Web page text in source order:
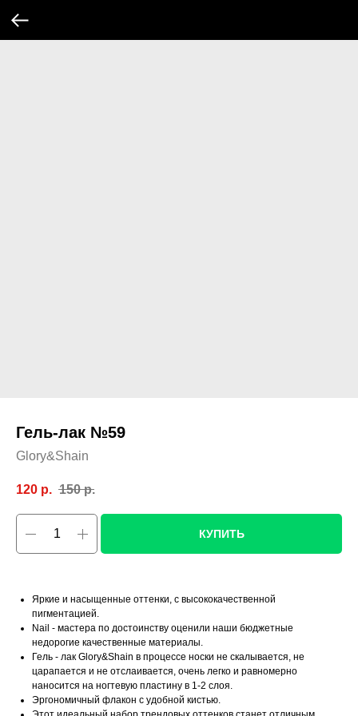
Гель-лак №59
Glory&Shain
120 р. 150 р.
КУПИТЬ
Яркие и насыщенные оттенки, с высококачественной
пигментацией.
Nail - мастера по достоинству оценили наши бюджетные
недорогие качественные материалы.
Гель - лак Glory&Shain в процессе носки не скалывается, не
царапается и не отслаивается, очень легко и равномерно
наносится на ногтевую пластину в 1-2 слоя.
Эргономичный флакон с удобной кистью.